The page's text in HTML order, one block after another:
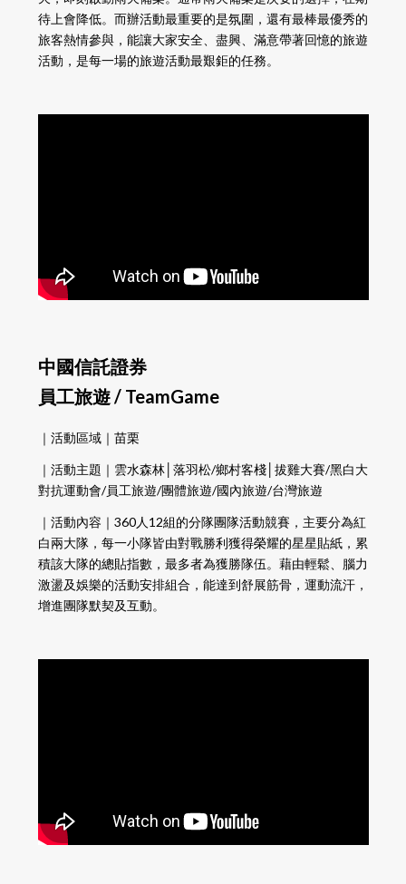
待上會降低。而辦活動最重要的是氛圍，還有最棒最優秀的
旅客熱情參與，能讓大家安全、盡興、滿意帶著回憶的旅遊
活動，是每一場的旅遊活動最艱鉅的任務。
中國信託證券
員工旅遊 / TeamGame
｜活動區域｜苗栗
｜活動主題｜雲水森林│落羽松/鄉村客棧│拔雞大賽/黑白大
對抗運動會/員工旅遊/團體旅遊/國內旅遊/台灣旅遊
｜活動內容｜360人12組的分隊團隊活動競賽，主要分為紅
白兩大隊，每一小隊皆由對戰勝利獲得榮耀的星星貼紙，累
積該大隊的總貼指數，最多者為獲勝隊伍。藉由輕鬆、腦力
激盪及娛樂的活動安排組合，能達到舒展筋骨，運動流汗，
增進團隊默契及互動。